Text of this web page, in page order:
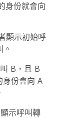
身份就會向
顯示初始呼
B，且 B
身份會向 A
示呼叫轉